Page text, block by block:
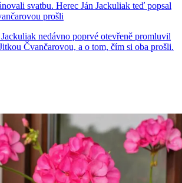
svatbu. Herec Ján Jackuliak teď popsal
prošli
nedávno poprvé otevřeně promluvil
Čvančarovou, a o tom, čím si oba prošli.